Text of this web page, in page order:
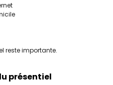
reste importante.
présentiel